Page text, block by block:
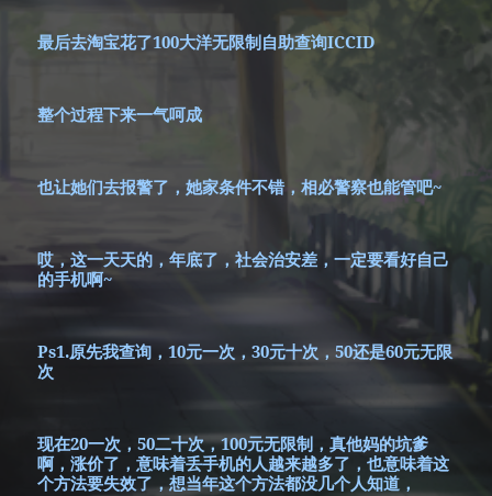
最后去淘宝花了100大洋无限制自助查询ICCID
整个过程下来一气呵成
也让她们去报警了，她家条件不错，相必警察也能管吧~
哎，这一天天的，年底了，社会治安差，一定要看好自己
的手机啊~
Ps1.原先我查询，10元一次，30元十次，50还是60元无限
次
现在20一次，50二十次，100元无限制，真他妈的坑爹
啊，涨价了，意味着丢手机的人越来越多了，也意味着这
个方法要失效了，想当年这个方法都没几个人知道，